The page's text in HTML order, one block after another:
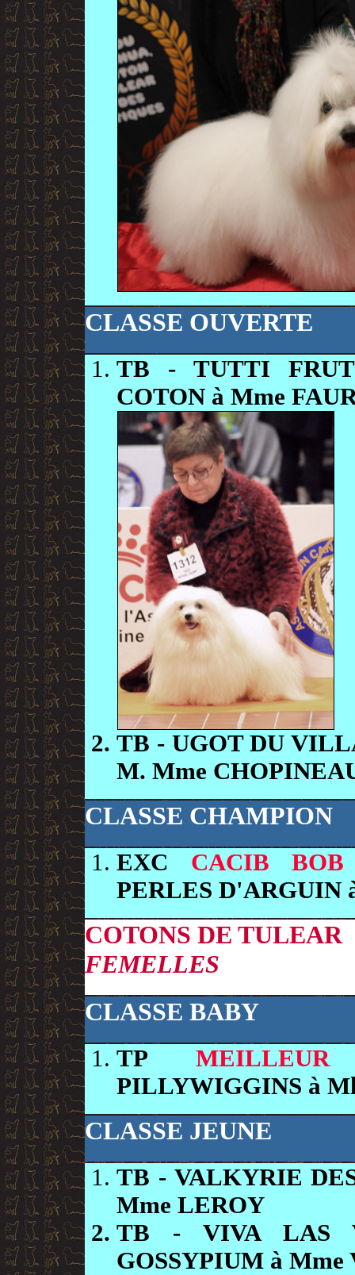
CLASSE OUVERTE
TB - TUTTI
COTON à Mme
TB - UGOT DU
M. Mme
CLASSE CHAMPION
EXC CACIB BOB
PERLES D'ARGUIN
COTONS DE TULEAR
FEMELLES
CLASSE BABY
TP
PILLYWIGGINS à
CLASSE JEUNE
TB - VALKYRIE
Mme LEROY
TB - VIVA LAS
GOSSYPIUM à